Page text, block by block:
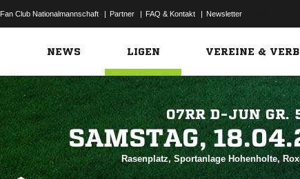
Fan Club Nationalmannschaft | Partner | FAQ & Kontakt | Newsletter
NEWS LIGEN VEREINE &
07RR D-JUN GR.

Rasenplatz, Sportanlage Hohenholte,